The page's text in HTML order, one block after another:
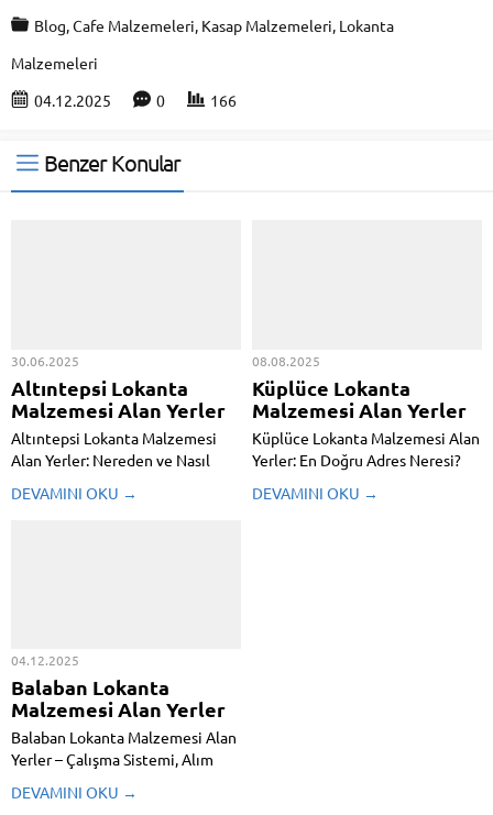
Blog,Cafe Malzemeleri, Kasap Malzemeleri, Lokanta
Malzemeleri
04.12.2025
0 166
Benzer Konular
30.06.2025
Altıntepsi Lokanta
Malzemesi Alan Yerler
Altıntepsi Lokanta Malzemesi
Alan Yerler: Nereden ve Nasıl
Malzemesi Alan Yerler gıda
DEVAMINI OKU →
08.08.2025
Küplüce Lokanta
Malzemesi Alan Yerler
Küplüce Lokanta Malzemesi Alan
Yerler: En Doğru Adres Neresi?
bir lokanta ya da kafe açmak,
DEVAMINI OKU →
04.12.2025
Balaban Lokanta
Malzemesi Alan Yerler
Balaban Lokanta Malzemesi Alan
Yerler – Çalışma Sistemi, Alım
Ödeme Şekilleri Balaban Lokanta
DEVAMINI OKU →